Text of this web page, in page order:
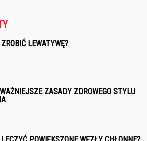
LEWATYWĘ?
ZASADY ZDROWEGO STYLU